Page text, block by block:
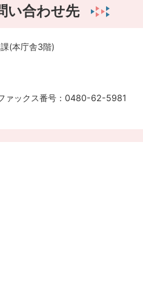
い合わせ先
(本庁舎3階)
ァックス番号：0480-62-5981